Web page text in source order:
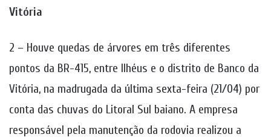
Vitória
2 – Houve quedas de árvores em três diferentes
pontos da BR-415, entre Ilhéus e o distrito de Banco da
Vitória, na madrugada da última sexta-feira (21/04) por
conta das chuvas do Litoral Sul baiano. A empresa
responsável pela manutenção da rodovia realizou a